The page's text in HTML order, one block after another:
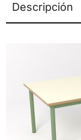
Descripción